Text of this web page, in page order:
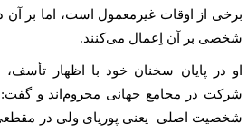
از اوقات غیرمعمول است، اما بر آن
بر آن اِعمال می‌کنند.
در پایان سخنان خود با اظهار تأسف، از
در مجامع جهانی محروم‌اند و گفت:
اصلی
یعنی پوریای ولی در مقطعی